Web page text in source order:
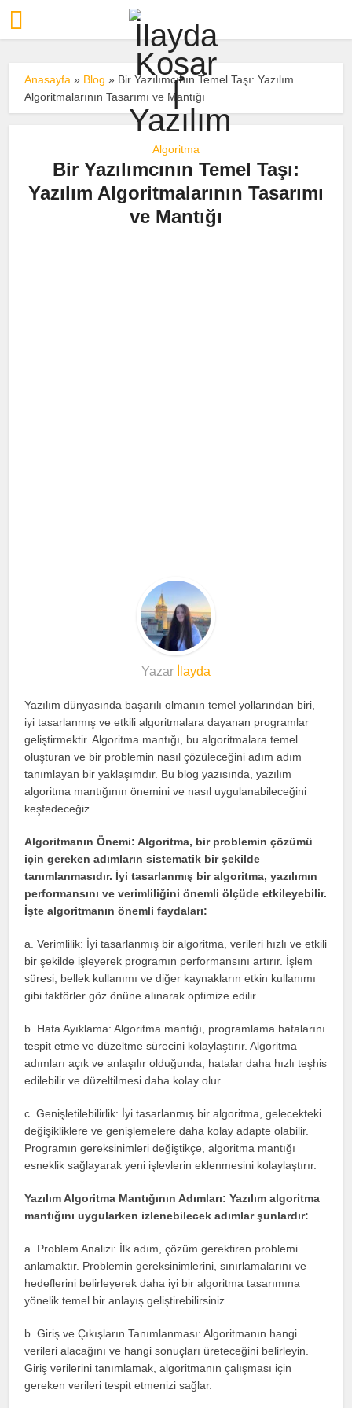
Anasayfa » Blog » Bir Yazılımcının Temel Taşı: Yazılım
Algoritmalarının Tasarımı ve Mantığı
Algoritma
Bir Yazılımcının Temel Taşı:
Yazılım Algoritmalarının Tasarımı
ve Mantığı
Yazar İlayda
Yazılım dünyasında başarılı olmanın temel yollarından biri,
iyi tasarlanmış ve etkili algoritmalara dayanan programlar
geliştirmektir. Algoritma mantığı, bu algoritmalara temel
oluşturan ve bir problemin nasıl çözüleceğini adım adım
tanımlayan bir yaklaşımdır. Bu blog yazısında, yazılım
algoritma mantığının önemini ve nasıl uygulanabileceğini
keşfedeceğiz.
Algoritmanın Önemi: Algoritma, bir problemin çözümü
için gereken adımların sistematik bir şekilde
tanımlanmasıdır. İyi tasarlanmış bir algoritma, yazılımın
performansını ve verimliliğini önemli ölçüde etkileyebilir.
İşte algoritmanın önemli faydaları:
a. Verimlilik: İyi tasarlanmış bir algoritma, verileri hızlı ve etkili
bir şekilde işleyerek programın performansını artırır. İşlem
süresi, bellek kullanımı ve diğer kaynakların etkin kullanımı
gibi faktörler göz önüne alınarak optimize edilir.
b. Hata Ayıklama: Algoritma mantığı, programlama hatalarını
tespit etme ve düzeltme sürecini kolaylaştırır. Algoritma
adımları açık ve anlaşılır olduğunda, hatalar daha hızlı teşhis
edilebilir ve düzeltilmesi daha kolay olur.
c. Genişletilebilirlik: İyi tasarlanmış bir algoritma, gelecekteki
değişikliklere ve genişlemelere daha kolay adapte olabilir.
Programın gereksinimleri değiştikçe, algoritma mantığı
esneklik sağlayarak yeni işlevlerin eklenmesini kolaylaştırır.
Yazılım Algoritma Mantığının Adımları: Yazılım algoritma
mantığını uygularken izlenebilecek adımlar şunlardır:
a. Problem Analizi: İlk adım, çözüm gerektiren problemi
anlamaktır. Problemin gereksinimlerini, sınırlamalarını ve
hedeflerini belirleyerek daha iyi bir algoritma tasarımına
yönelik temel bir anlayış geliştirebilirsiniz.
b. Giriş ve Çıkışların Tanımlanması: Algoritmanın hangi
verileri alacağını ve hangi sonuçları üreteceğini belirleyin.
Giriş verilerini tanımlamak, algoritmanın çalışması için
gereken verileri tespit etmenizi sağlar.